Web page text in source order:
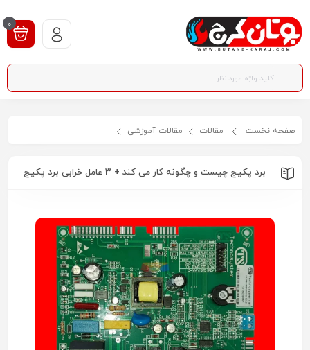
0
صفحه نخست مقالات مقالات آموزشی
برد پکیج چیست و چگونه کار می کند + 3 عامل خرابی برد پکیج